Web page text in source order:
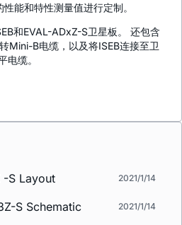
能和特性测量值进行定制。
和EVAL-ADxZ-S卫星板。 还包含
Mini-B电缆，以及将ISEB连接至卫
电缆。
-S Layout 2021/1/14
S Schematic 2021/1/14